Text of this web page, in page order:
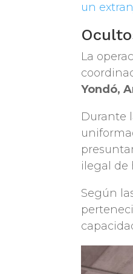
un
La
Yondó,
Durante
ilegal de
Según